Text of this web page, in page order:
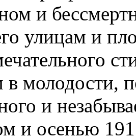
и
улицам и
молодости,
и
и осенью